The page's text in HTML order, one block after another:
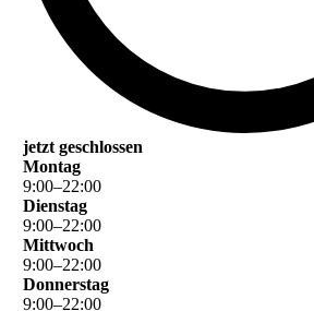
jetzt geschlossen
Montag
9:00–22:00
Dienstag
9:00–22:00
Mittwoch
9:00–22:00
Donnerstag
9:00–22:00